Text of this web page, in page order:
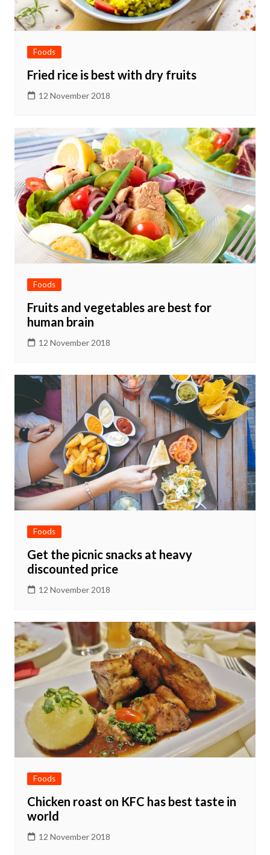
Foods
Fried rice is best with dry fruits
12 November 2018
Foods
Fruits and vegetables are best for
human brain
12 November 2018
Foods
Get the picnic snacks at heavy
discounted price
12 November 2018
Foods
Chicken roast on KFC has best taste in
world
12 November 2018